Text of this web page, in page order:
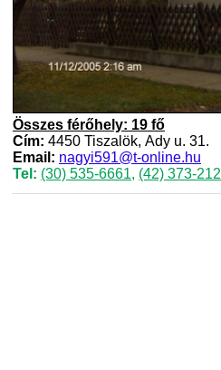
Összes férőhely: 19 fő
Cím: 4450 Tiszalök, Ady u. 31.
Email: nagyi591@t-online.hu
Tel: (30) 535-6661, (42) 373-212